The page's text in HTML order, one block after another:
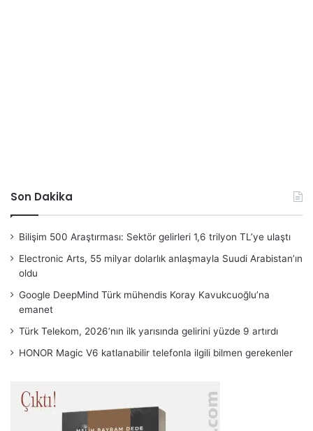
Son Dakika
Bilişim 500 Araştırması: Sektör gelirleri 1,6 trilyon TL’ye ulaştı
Electronic Arts, 55 milyar dolarlık anlaşmayla Suudi Arabistan’ın
oldu
Google DeepMind Türk mühendis Koray Kavukcuoğlu’na
emanet
Türk Telekom, 2026’nın ilk yarısında gelirini yüzde 9 artırdı
HONOR Magic V6 katlanabilir telefonla ilgili bilmen gerekenler